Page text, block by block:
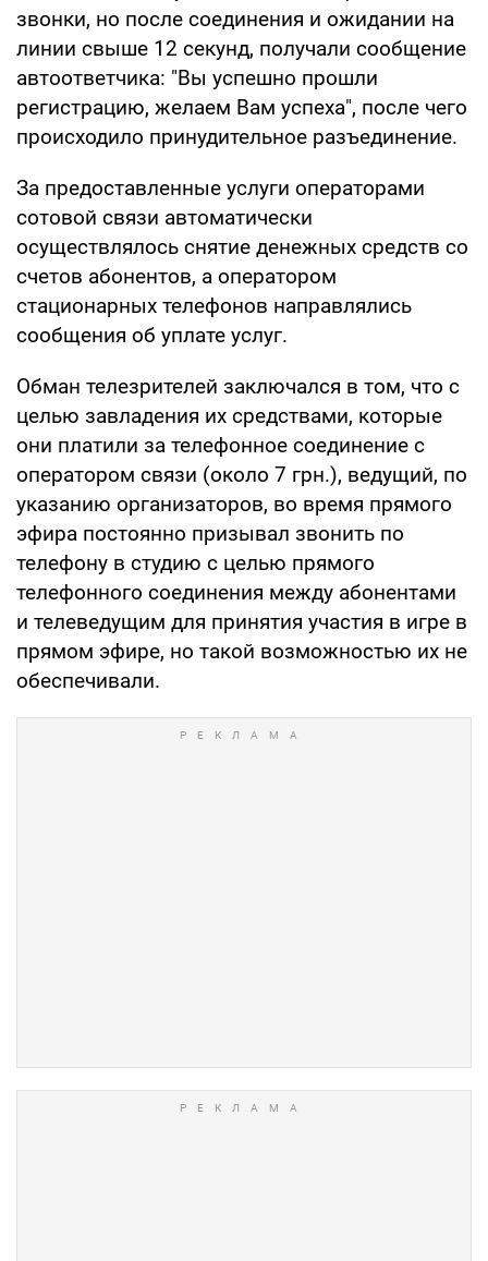
звонки, но после соединения и ожидании на
линии свыше 12 секунд, получали сообщение
автоответчика: "Вы успешно прошли
регистрацию, желаем Вам успеха", после чего
происходило принудительное разъединение.
За предоставленные услуги операторами
сотовой связи автоматически
осуществлялось снятие денежных средств со
счетов абонентов, а оператором
стационарных телефонов направлялись
сообщения об уплате услуг.
Обман телезрителей заключался в том, что с
целью завладения их средствами, которые
они платили за телефонное соединение с
оператором связи (около 7 грн.), ведущий, по
указанию организаторов, во время прямого
эфира постоянно призывал звонить по
телефону в студию с целью прямого
телефонного соединения между абонентами
и телеведущим для принятия участия в игре в
прямом эфире, но такой возможностью их не
обеспечивали.